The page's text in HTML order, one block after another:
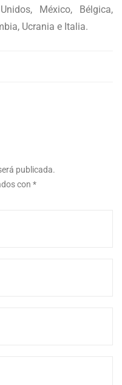
México, Bélgica,
Ucrania e Italia.
publicada.
con *